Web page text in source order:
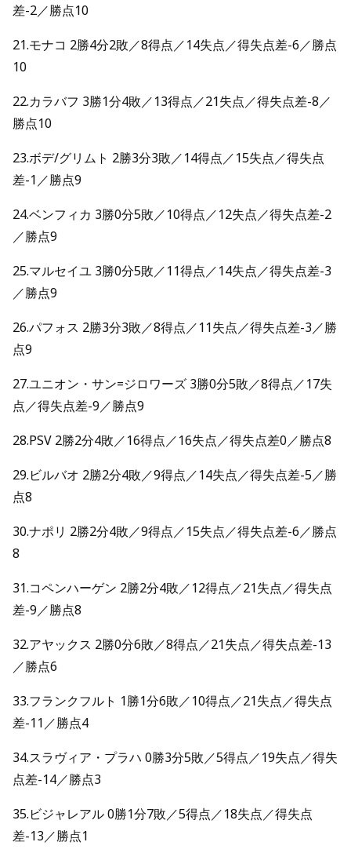
差-2／勝点10
21.モナコ 2勝4分2敗／8得点／14失点／得失点差-6／勝点
10
22.カラバフ 3勝1分4敗／13得点／21失点／得失点差-8／
勝点10
23.ボデ/グリムト 2勝3分3敗／14得点／15失点／得失点
差-1／勝点9
24.ベンフィカ 3勝0分5敗／10得点／12失点／得失点差-2
／勝点9
25.マルセイユ 3勝0分5敗／11得点／14失点／得失点差-3
／勝点9
26.パフォス 2勝3分3敗／8得点／11失点／得失点差-3／勝
点9
27.ユニオン・サン=ジロワーズ 3勝0分5敗／8得点／17失
点／得失点差-9／勝点9
28.PSV 2勝2分4敗／16得点／16失点／得失点差0／勝点8
29.ビルバオ 2勝2分4敗／9得点／14失点／得失点差-5／勝
点8
30.ナポリ 2勝2分4敗／9得点／15失点／得失点差-6／勝点
8
31.コペンハーゲン 2勝2分4敗／12得点／21失点／得失点
差-9／勝点8
32.アヤックス 2勝0分6敗／8得点／21失点／得失点差-13
／勝点6
33.フランクフルト 1勝1分6敗／10得点／21失点／得失点
差-11／勝点4
34.スラヴィア・プラハ 0勝3分5敗／5得点／19失点／得失
点差-14／勝点3
35.ビジャレアル 0勝1分7敗／5得点／18失点／得失点
差-13／勝点1